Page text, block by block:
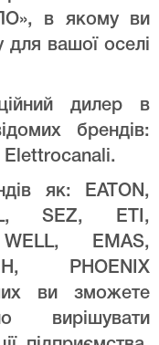
в якому ви
для вашої оселі
дилер в
брендів:
Elettrocanali.
як: EATON,
SEZ, ETI,
EMAS,
PHOENIX
ви зможете
вирішувати